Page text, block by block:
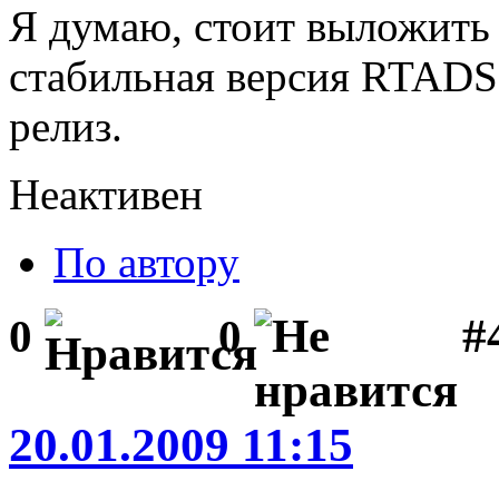
Я думаю, стоит выложить
стабильная версия
релиз.
Неактивен
По автору
0 0
20.01.2009 11:15